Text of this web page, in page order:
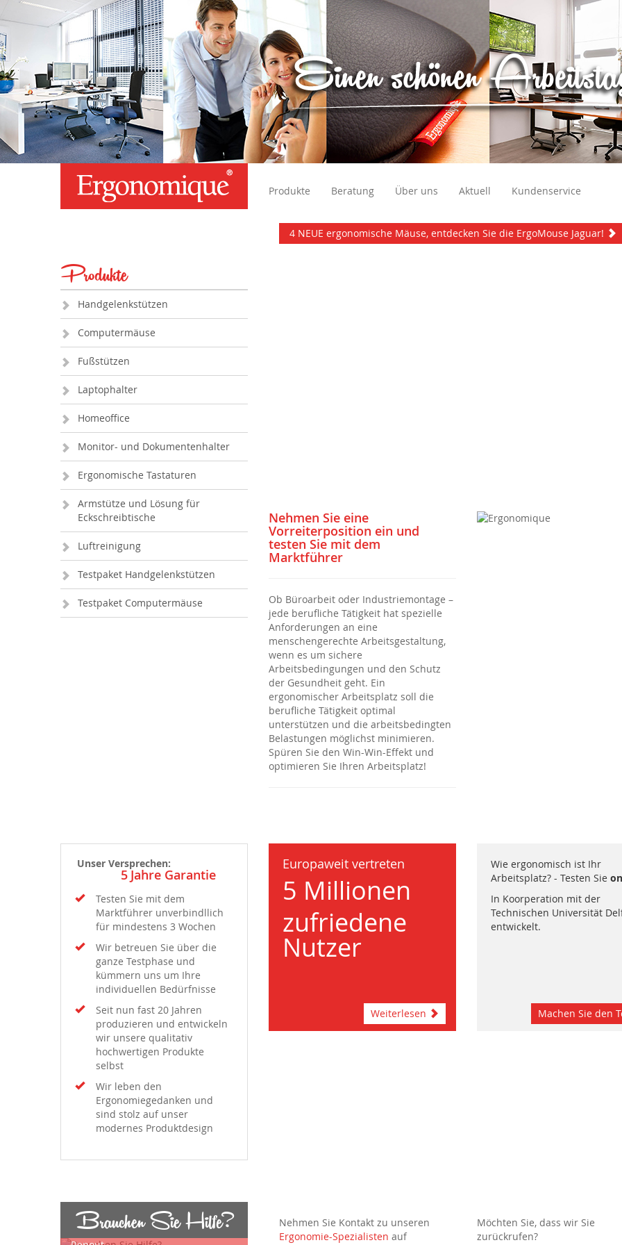
Produkte Beratung Über uns Aktuell Kundenservice
Produkte
Handgelenkstützen
Computermäuse
Fußstützen
Laptophalter
Homeoffice
Monitor- und Dokumentenhalter
Ergonomische Tastaturen
Armstütze und Lösung für
Eckschreibtische
Luftreinigung
Testpaket Handgelenkstützen
Testpaket Computermäuse
4 NEUE ergonomische Mäuse, entdecken Sie die ErgoMouse Jaguar!
Nehmen Sie eine
Vorreiterposition ein und
testen Sie mit dem
Marktführer
Ob Büroarbeit oder Industriemontage –
jede berufliche Tätigkeit hat spezielle
Anforderungen an eine
menschengerechte Arbeitsgestaltung,
wenn es um sichere
Arbeitsbedingungen und den Schutz
der Gesundheit geht. Ein
ergonomischer Arbeitsplatz soll die
berufliche Tätigkeit optimal
unterstützen und die arbeitsbedingten
Belastungen möglichst minimieren.
Spüren Sie den Win-Win-Effekt und
optimieren Sie Ihren Arbeitsplatz!
Unser Versprechen:
5Jahre Garantie
Testen Sie mit dem
Marktführer unverbindllich
für mindestens 3 Wochen
Wir betreuen Sie über die
ganze Testphase und
kümmern uns um Ihre
individuellen Bedürfnisse
Seit nun fast 20 Jahren
produzieren und entwickeln
wir unsere qualitativ
hochwertigen Produkte
selbst
Wir leben den
Ergonomiegedanken und
sind stolz auf unser
modernes Produktdesign
Europaweit vertreten
5 Millionen
zufriedene
Nutzer
Weiterlesen
Wie ergonomisch ist Ihr
Arbeitsplatz? - Testen Sie
In Koorperation mit der
Technischen Universität
entwickelt.
Machen Sie den
Brauchen Sie Hilfe?
Nehmen Sie Kontakt zu unseren
Ergonomie-Spezialisten auf
Möchten Sie, dass wir Sie
zurückrufen?